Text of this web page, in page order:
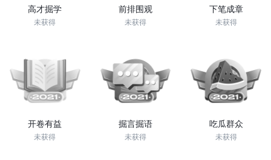
高才掘学
未获得
前排围观
未获得
下笔成章
未获得
开卷有益
未获得
掘言掘语
未获得
吃瓜群众
未获得